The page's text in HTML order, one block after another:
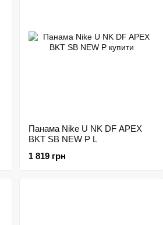
Панама Nike U NK DF APEX
BKT SB NEW P L
1 819 грн